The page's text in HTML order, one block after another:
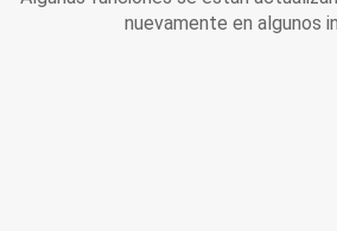
nuevamente en algunos